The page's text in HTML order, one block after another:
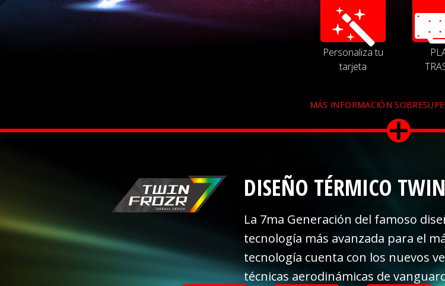
Personaliza tu
tarjeta
MÁS INFORMACIÓN
DISEÑO TÉRMICO
La 7ma Generación del famoso
tecnología más avanzada para el
tecnología cuenta con los nuevos
técnicas aerodinámicas de